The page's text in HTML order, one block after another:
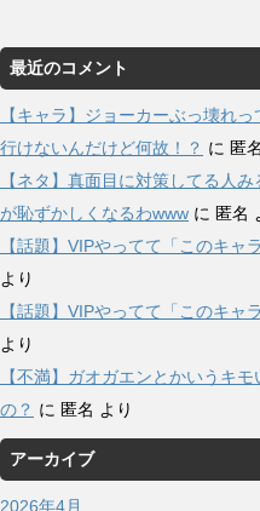
最近のコメント
【キャラ】ジョーカーぶっ壊れ
行けないんだけど何故！？ に 匿名
【ネタ】真面目に対策してる人
が恥ずかしくなるわwww に 匿名
【話題】VIPやってて「このキャ
より
【話題】VIPやってて「このキャ
より
【不満】ガオガエンとかいうキ
の？ に 匿名 より
アーカイブ
2026年4月